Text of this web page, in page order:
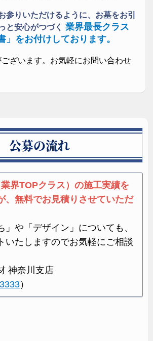
工
レザータッチ加工の落ち着いた質感
象的に表しフォルム本来の持つ魅力
ン墓石 お問い合わせ
参りいただけるように、お墓をお引
と安心がつづく 業界最長クラス
」をお付けしております。
ざいます。お気軽にお問い合わせ
公募の流れ
界TOPクラス）の施工実績を
、無料でお見積りさせていただ
」や「デザイン」についても、
いたしますのでお気軽にご相談
神奈川支店
）